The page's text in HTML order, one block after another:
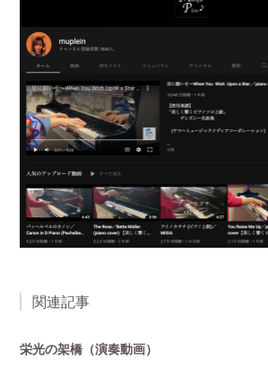
関連記事
栄光の架橋（演奏動画）